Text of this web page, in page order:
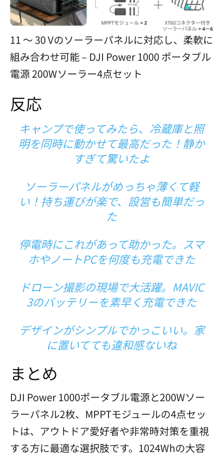
11 ～ 30 Vのソーラーパネルに対応し、柔軟に
組み合わせ可能 – DJI Power 1000 ポータブル
電源 200Wソーラー4点セット
反応
キャンプで使ってみたら、冷蔵庫と照
明を同時に動かせて最高だった！静か
すぎて驚いたよ
ソーラーパネルがめっちゃ薄くて軽
い！持ち運びが楽で、設営も簡単だっ
た
停電時にこれがあって助かった。スマ
ホやノートPCを何度も充電できた
ドローン撮影の現場で大活躍。MAVIC
3のバッテリーを素早く充電できた
デザインがシンプルでかっこいい。家
に置いてても違和感ないね
まとめ
DJI Power 1000ポータブル電源と200Wソー
ラーパネル2枚、MPPTモジュールの4点セッ
トは、アウトドア愛好者や非常時対策を重視
する方に最適な選択肢です。1024Whの大容